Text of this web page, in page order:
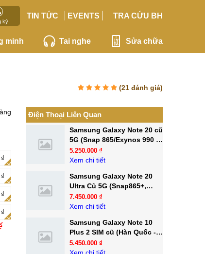
ký
TIN TỨC EVENTS TRA CỨU BH
minh Tai nghe Sửa chữa
(21 đánh giá)
Điện Thoại Liên Quan
Samsung Galaxy Note 20 cũ
5G (Snap 865/Exynos 990 -
99,9%)
5.250.000 ₫
Xem chi tiết
Samsung Galaxy Note 20
Ultra Cũ 5G (Snap865+,
Camera 108MP - 99.9%)
7.450.000 ₫
Xem chi tiết
Samsung Galaxy Note 10
Plus 2 SIM cũ (Hàn Quốc -
99.9%)
5.450.000 ₫